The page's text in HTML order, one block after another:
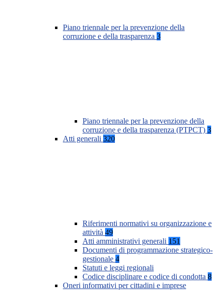
Piano triennale per la prevenzione della
corruzione e della trasparenza 3
Piano triennale per la prevenzione della
corruzione e della trasparenza (PTPCT) 3
Atti generali 320
Riferimenti normativi su organizzazione e
attività 49
Atti amministrativi generali 151
Documenti di programmazione strategico-
gestionale 4
Statuti e leggi regionali
Codice disciplinare e codice di condotta 8
Oneri informativi per cittadini e imprese